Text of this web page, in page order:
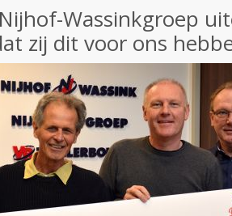
Wassinkgroep
zij dit voor ons